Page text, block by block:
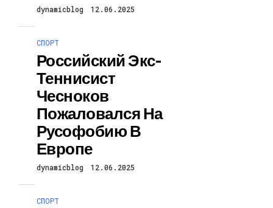
dynamicblog 12.06.2025
СПОРТ
Российский Экс-
Теннисист
Чесноков
Пожаловался На
Русофобию В
Европе
dynamicblog 12.06.2025
СПОРТ